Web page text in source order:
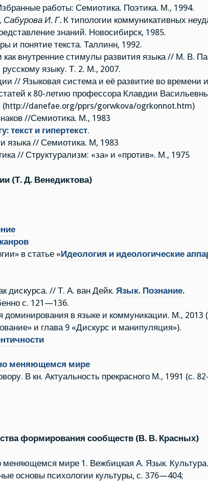
работы: Семиотика. Поэтика. М., 1994.
Сабурова И. Г.К типологии коммуникативных
знаний. Новосибирск, 1985.
и понятие текста. Таллинн, 1992.
внутренние стимулы развития языка // М. В.
языку. Т. 2. М., 2007.
// Языковая система и её развитие во времени и
к 80‑летию профессора Клавдии
danefae.org/pprs/gorwkova/ogrkonnot.htm)
//Семиотика. М., 1983
текст и гипертекст.
языка // Семиотика. М, 1983
// Структурализм: «за» и «против». М., 1975
(Т. Д. Венедиктова)
в статье «Идеология и идеологические
дискурса. // Т. А. ван Дейк. Язык. Познание.
с. 121—136.
доминирования в языке и коммуникации. М., 2013
и глава 9 «Дискурс и манипуляция»).
меняющемся мире
В кн. Актуальность прекрасного М., 1991 (с.
формирования сообществ (В. В. Красных)
меняющемся мире 1. Вежбицкая А. Язык. Культура.
основы психологии культуры, с. 376—404;